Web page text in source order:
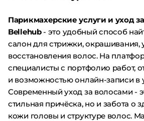
Парикмахерские услуги и уход
Bellehub- это удобный способ
салон для стрижки, окрашивания,
восстановления волос. На
специалисты с портфолио работ,
и возможностью онлайн-записи в
Современный уход за волосами -
стильная причёска, но и забота о
кожи головы и структуре волос.